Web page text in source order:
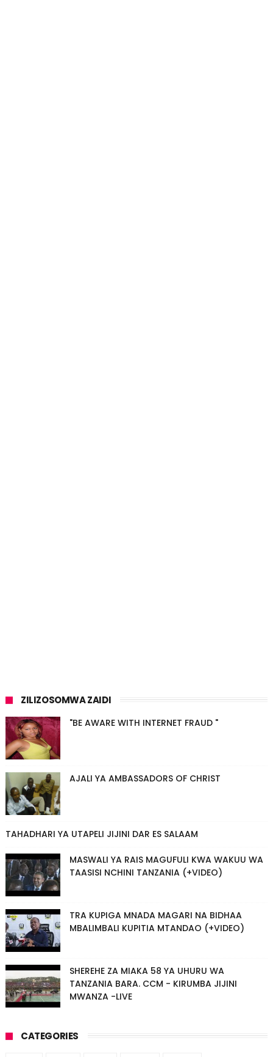
ZILIZOSOMWA ZAIDI
"BE AWARE WITH INTERNET FRAUD "
AJALI YA AMBASSADORS OF CHRIST
TAHADHARI YA UTAPELI JIJINI DAR ES SALAAM
MASWALI YA RAIS MAGUFULI KWA WAKUU WA
TAASISI NCHINI TANZANIA (+VIDEO)
TRA KUPIGA MNADA MAGARI NA BIDHAA
MBALIMBALI KUPITIA MTANDAO (+VIDEO)
SHEREHE ZA MIAKA 58 YA UHURU WA
TANZANIA BARA. CCM - KIRUMBA JIJINI
MWANZA -LIVE
CATEGORIES